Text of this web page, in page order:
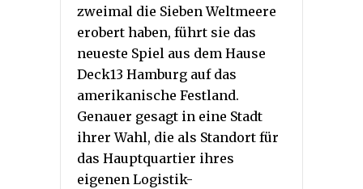
zweimal die Sieben Weltmeere
erobert haben, führt sie das
neueste Spiel aus dem Hause
Deck13 Hamburg auf das
amerikanische Festland.
Genauer gesagt in eine Stadt
ihrer Wahl, die als Standort für
das Hauptquartier ihres
eigenen Logistik-